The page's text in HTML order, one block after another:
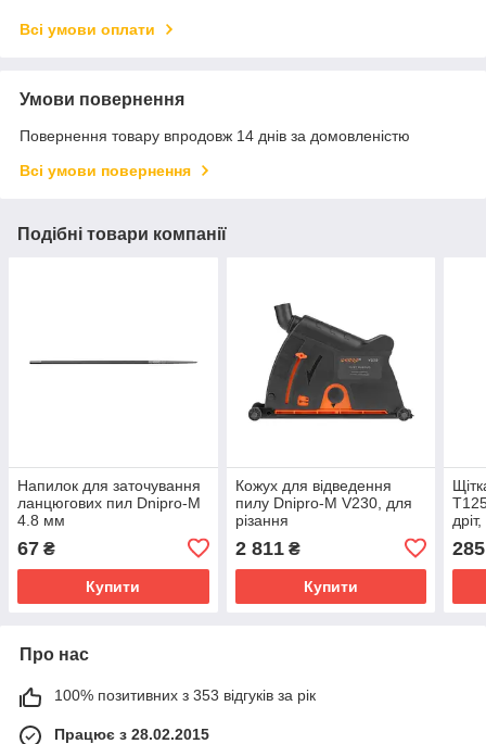
Всі умови оплати
Умови повернення
Повернення товару впродовж 14 днів за домовленістю
Всі умови повернення
Подібні товари компанії
Напилок для заточування
ланцюгових пил Dnipro-M
4.8 мм
67 ₴
Купити
Кожух для відведення
пилу Dnipro-M V230, для
різання
2 811₴
Купити
285
Про нас
100% позитивних з 353 відгуків за рік
Працює з 28.02.2015